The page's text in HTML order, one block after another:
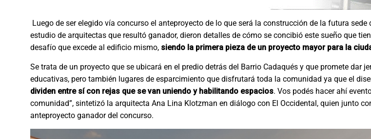
Luego de ser elegido vía concurso el anteproyecto de lo que será la construcción de la futura sede
estudio de arquitectas que resultó ganador, dieron detalles de cómo se concibió este sueño que
desafío que excede al edificio mismo, siendo la primera pieza de un proyecto mayor para la
Se trata de un proyecto que se ubicará en el predio detrás del Barrio Cadaqués y que promete dar
educativas, pero también lugares de esparcimiento que disfrutará toda la comunidad ya que el
dividen entre sí con rejas que se van uniendo y habilitando espacios. Vos podés hacer ahí
comunidad”, sintetizó la arquitecta Ana Lina Klotzman en diálogo con El Occidental, quien junto
anteproyecto ganador del concurso.